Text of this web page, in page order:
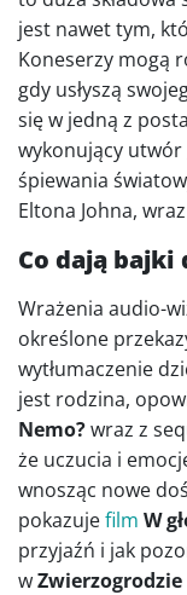
jest nawet tym,
Koneserzy mogą
gdy usłyszą
się w jedną z
wykonujący utwór
śpiewania
Eltona Johna,
Co dają bajki
Wrażenia audio-
określone
wytłumaczenie
jest rodzina,
Nemo?wraz z
że uczucia i
wnosząc nowe
pokazujefilm W
przyjaźń i jak
wZwierzogrodzie